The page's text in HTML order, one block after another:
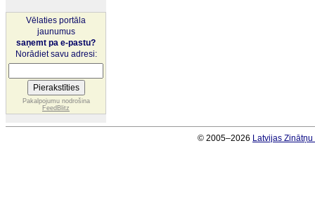
Vēlaties portāla
jaunumus
saņemt pa e-pastu?
Norādiet savu adresi:
Pakalpojumu nodrošina
FeedBlitz
© 2005–2026 Latvijas